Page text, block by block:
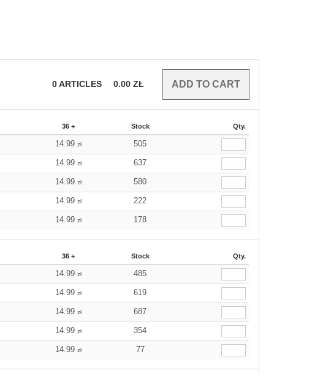
0ARTICLES 0.00 ZŁ
36 + Stock Qty.
14.99 zł 505
14.99 zł 637
14.99 zł 580
14.99 zł 222
14.99 zł 178
36 + Stock Qty.
14.99 zł 485
14.99 zł 619
14.99 zł 687
14.99 zł 354
14.99 zł 77